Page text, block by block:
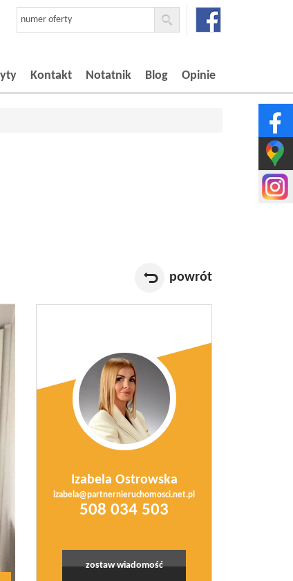
Kontakt Notatnik Blog Opinie
powrót
Izabela Ostrowska
izabela@partnernieruchomosci.net.pl
508 034 503
zostaw wiadomość